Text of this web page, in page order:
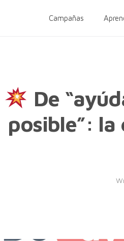
Campañas
De
posible”: la